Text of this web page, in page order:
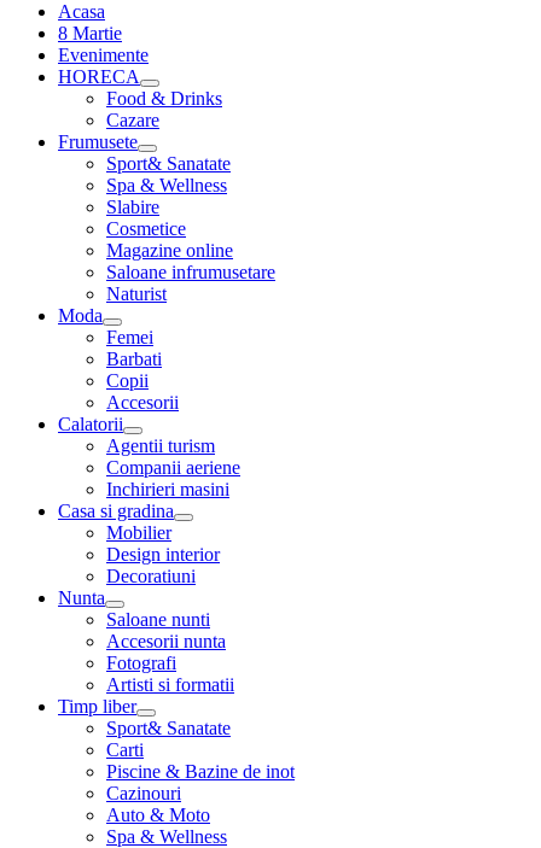
Acasa
8 Martie
Evenimente
HORECA
Food & Drinks
Cazare
Frumusete
Sport& Sanatate
Spa & Wellness
Slabire
Cosmetice
Magazine online
Saloane infrumusetare
Naturist
Moda
Femei
Barbati
Copii
Accesorii
Calatorii
Agentii turism
Companii aeriene
Inchirieri masini
Casa si gradina
Mobilier
Design interior
Decoratiuni
Nunta
Saloane nunti
Accesorii nunta
Fotografi
Artisti si formatii
Timp liber
Sport& Sanatate
Carti
Piscine & Bazine de inot
Cazinouri
Auto & Moto
Spa & Wellness